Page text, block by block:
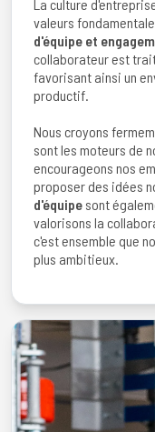
La culture
valeurs
d'équipe et
collaborateur est
favorisant ainsi un
productif.
Nous croyons
sont les moteurs de
encourageons nos
proposer des idées
d'équipe sont
valorisons la
c'est ensemble que
plus ambitieux.
Nous croyons que
motivés, ils sont
à nos clients. C'est
bâtir des relations
de maintenir notre